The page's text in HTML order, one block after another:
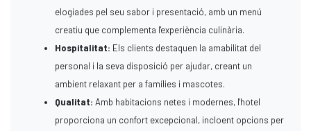
elogiades pel seu sabor i presentació, amb un menú
creatiu que complementa l'experiència culinària.
Hospitalitat: Els clients destaquen la amabilitat del
personal i la seva disposició per ajudar, creant un
ambient relaxant per a famílies i mascotes.
Qualitat: Amb habitacions netes i modernes, l'hotel
proporciona un confort excepcional, incloent opcions per